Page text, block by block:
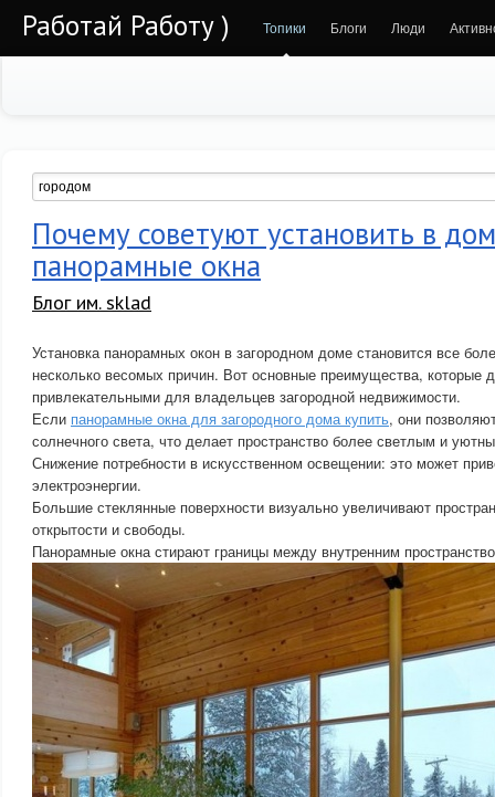
Работай Работу ) Топики Блоги Люди
Почему советуют установить в
панорамные окна
Блог им. sklad
Установка панорамных окон в загородном доме становится все
несколько весомых причин. Вот основные преимущества, которые
привлекательными для владельцев загородной недвижимости.
Если панорамные окна для загородного дома купить, они
солнечного света, что делает пространство более светлым и
Снижение потребности в искусственном освещении: это может
электроэнергии.
Большие стеклянные поверхности визуально увеличивают
открытости и свободы.
Панорамные окна стирают границы между внутренним